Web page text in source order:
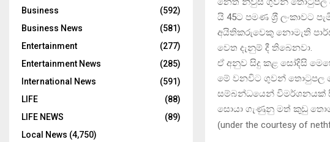
යි 45ට පමණ ශ‍්‍රී ලංකාවට
අයිතිකරුවෙකු නොමැති
වෙත දැනුම් දී තිබෙනවා.
ඒ අනුව සිදු කළ සෝදිසි
මේ වනවිට ගුවන් තොටුපල
සම්බන්ධයෙන් විමර්ශනයක්
සොයා ගැණුනු මත් කුඩු
(under the courtesy of
Business
(592)
Business News
(581)
Entertainment
(277)
Entertainment News
(285)
International News
(591)
LIFE
(88)
LIFE NEWS
(89)
Local News (4,750)